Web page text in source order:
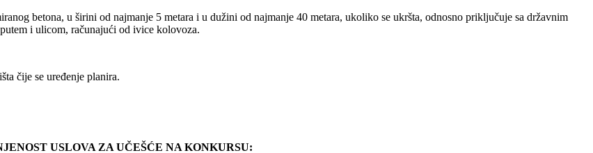
betona, u širini od najmanje 5 metara i u dužini od najmanje 40 metara, ukoliko se ukršta, odnosno priključuje sa državnim
i ulicom, računajući od ivice kolovoza.
čije se uređenje planira.
USLOVA ZA UČEŠĆE NA KONKURSU: